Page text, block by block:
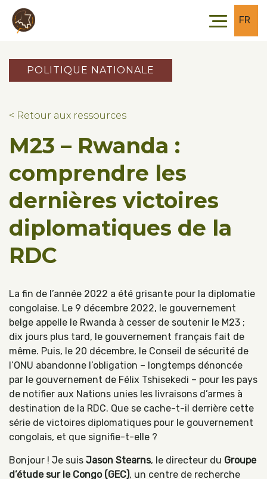
Skip to main content
Skip to footer
FR
POLITIQUE NATIONALE
< Retour aux ressources
M23 – Rwanda :
comprendre les
dernières victoires
diplomatiques de la
RDC
La fin de l’année 2022 a été grisante pour la diplomatie
congolaise. Le 9 décembre 2022, le gouvernement
belge appelle le Rwanda à cesser de soutenir le M23 ;
dix jours plus tard, le gouvernement français fait de
même. Puis, le 20 décembre, le Conseil de sécurité de
l’ONU abandonne l’obligation – longtemps dénoncée
par le gouvernement de Félix Tshisekedi – pour les pays
de notifier aux Nations unies les livraisons d’armes à
destination de la RDC. Que se cache-t-il derrière cette
série de victoires diplomatiques pour le gouvernement
congolais, et que signifie-t-elle ?
Bonjour ! Je suis Jason Stearns, le directeur du Groupe
d’étude sur le Congo (GEC), un centre de recherche